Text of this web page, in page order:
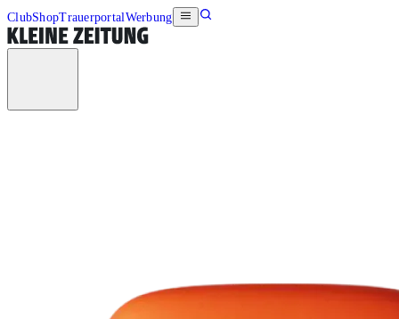
ClubShopTrauerportalWerbung